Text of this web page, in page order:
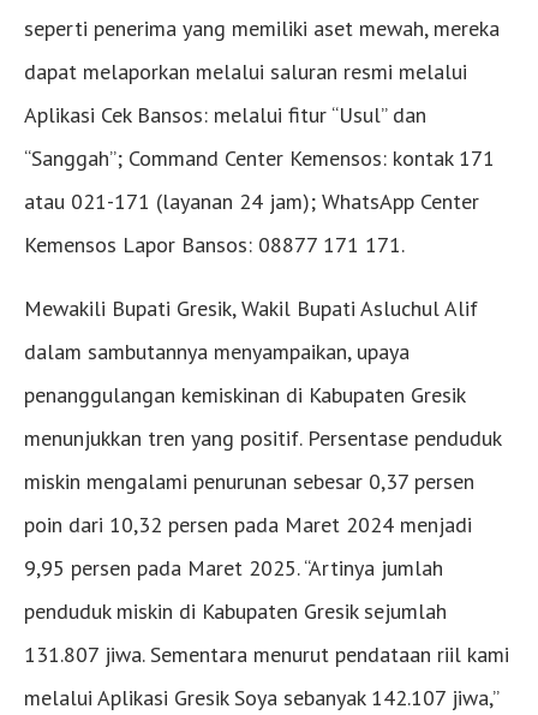
seperti penerima yang memiliki aset mewah, mereka
dapat melaporkan melalui saluran resmi melalui
Aplikasi Cek Bansos: melalui fitur “Usul” dan
“Sanggah”; Command Center Kemensos: kontak 171
atau 021-171 (layanan 24 jam); WhatsApp Center
Kemensos Lapor Bansos: 08877 171 171.
Mewakili Bupati Gresik, Wakil Bupati Asluchul Alif
dalam sambutannya menyampaikan, upaya
penanggulangan kemiskinan di Kabupaten Gresik
menunjukkan tren yang positif. Persentase penduduk
miskin mengalami penurunan sebesar 0,37 persen
poin dari 10,32 persen pada Maret 2024 menjadi
9,95 persen pada Maret 2025. “Artinya jumlah
penduduk miskin di Kabupaten Gresik sejumlah
131.807 jiwa. Sementara menurut pendataan riil kami
melalui Aplikasi Gresik Soya sebanyak 142.107 jiwa,”